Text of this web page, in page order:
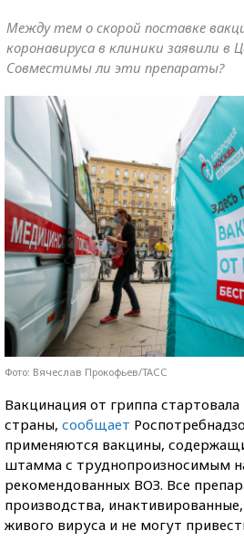
Между тем о скорой поставке
коронавируса в клиники заявили в
Совместимы ли эти препараты?
Фото: Вячеслав Прокофьев/ТАСС
Вакцинация от гриппа стартовала
страны, сообщает
применяются вакцины,
штамма с труднопроизносимым
рекомендованных ВОЗ. Все
производства,
живого вируса и не могут